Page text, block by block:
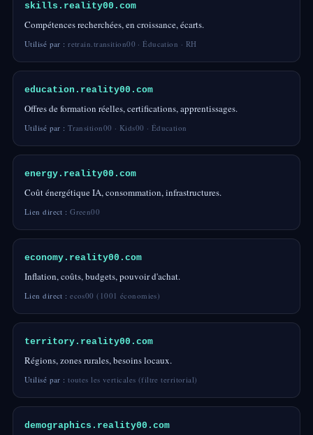
skills.reality00.com
Compétences recherchées, en croissance, écarts.
Utilisé par : retrain.transition00 · Éducation · RH
education.reality00.com
Offres de formation réelles, certifications, apprentissages.
Utilisé par : Transition00 · Kids00 · Éducation
energy.reality00.com
Coût énergétique IA, consommation, infrastructures.
Lien direct : Green00
economy.reality00.com
Inflation, coûts, budgets, pouvoir d'achat.
Lien direct : ecos00 (1001 économies)
territory.reality00.com
Régions, zones rurales, besoins locaux.
Utilisé par : toutes les verticales (filtre territorial)
demographics.reality00.com